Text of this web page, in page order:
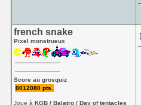
french snake
Pixel monstrueux
Score au grosquiz
0012080 pts.
Joue àKGB / Balatro / Day of tentacles